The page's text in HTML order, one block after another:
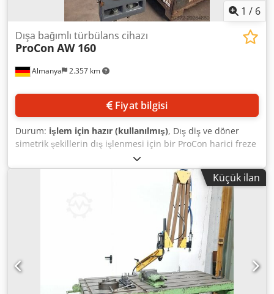
1 / 6
Almanya 2.357 km
Dışa bağımlı türbülans cihazı
ProCon AW 160
Fiyat bilgisi
Durum: işlem için hazır (kullanılmış), Dış diş ve döner
simetrik şekillerin dış işlenmesi için bir ProCon harici freze
cihazı mevcut. Montaj yüksekliği: 180 mm, motor gücü: 7,5
kW, mil geçiş deliği: 160 mm, eğim açısı sağ/sol: 28°/45°,
devir hızı: 1800 dev/dak, açısal çözünürlük: 0,1°, kesici
daireler: SK70/SK90, kesici daire yuvaları SK70/SK90: 4(6)/8,
kesici daire delikleri SK70/SK90: 100 mm/120 mm, ağırlık:
yaklaşık 120 kg. Dokümantasyon mevcut. Yerinde inceleme
mümkündür. Dsdpfx Aexnbrusayowa
Küçük ilan